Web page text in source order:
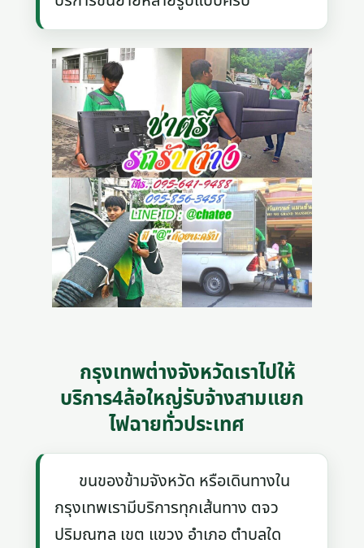
กรุงเทพต่างจังหวัดเราไปให้
บริการ4ล้อใหญ่รับจ้างสามแยก
ไฟฉายทั่วประเทศ
ขนของข้ามจังหวัด หรือเดินทางใน
กรุงเทพเรามีบริการทุกเส้นทาง ตจว
ปริมณฑล เขต แขวง อำเภอ ตำบลใด